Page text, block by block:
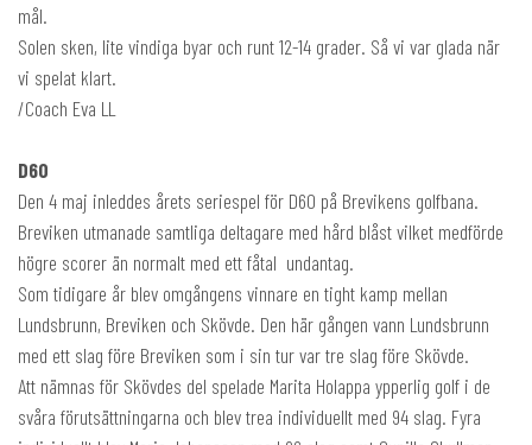
mål.
Solen sken, lite vindiga byar och runt 12-14 grader. Så vi var glada när
vi spelat klart.
/Coach Eva LL
D60
Den 4 maj inleddes årets seriespel för D60 på Brevikens golfbana.
Breviken utmanade samtliga deltagare med hård blåst vilket medförde
högre scorer än normalt med ett fåtal undantag.
Som tidigare år blev omgångens vinnare en tight kamp mellan
Lundsbrunn, Breviken och Skövde. Den här gången vann Lundsbrunn
med ett slag före Breviken som i sin tur var tre slag före Skövde.
Att nämnas för Skövdes del spelade Marita Holappa ypperlig golf i de
svåra förutsättningarna och blev trea individuellt med 94 slag. Fyra